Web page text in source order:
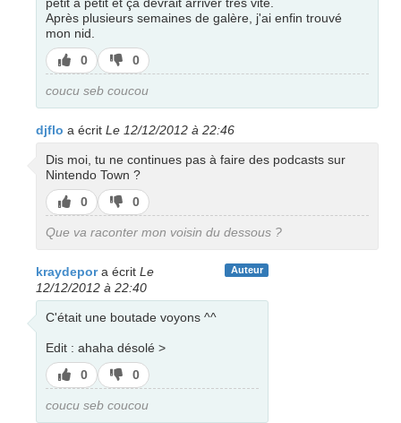
Après plusieurs semaines de galère, j'ai enfin trouvé
mon nid.
J’aime
0
J’aime
pas
0
coucu seb coucou
djflo a écrit Le 12/12/2012 à 22:46
Dis moi, tu ne continues pas à faire des podcasts sur
Nintendo Town ?
J’aime
0
J’aime
pas
0
Que va raconter mon voisin du dessous ?
Auteur
kraydepora écrit Le
12/12/2012 à 22:40
C'était une boutade voyons ^^
Edit : ahaha désolé >
J’aime
0
J’aime
pas
0
coucu seb coucou